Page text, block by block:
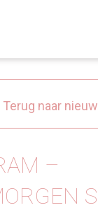
Over
Behandelingen
Tarieven 2026
Terug naar
–